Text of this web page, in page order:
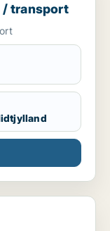
/ transport